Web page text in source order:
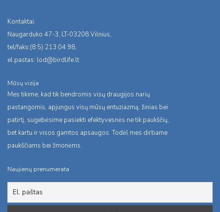
Kontaktai:
Naugarduko 47-3, LT-03208 Vilnius,
tel/faks:(8 5) 213 04 98,
el.pastas: lod@birdlife.lt
Mūsų vizija
Mes tikime, kad tik bendromis visų draugijos narių
pastangomis, apjungus visų mūsų entuziazmą, žinias bei
patirtį, sugebėsime pasiekti efektyvesnės ne tik paukščių,
bet kartu ir visos gamtos apsaugos. Todėl mes dirbame
paukščiams bei žmonėms.
Naujienų prenumerata